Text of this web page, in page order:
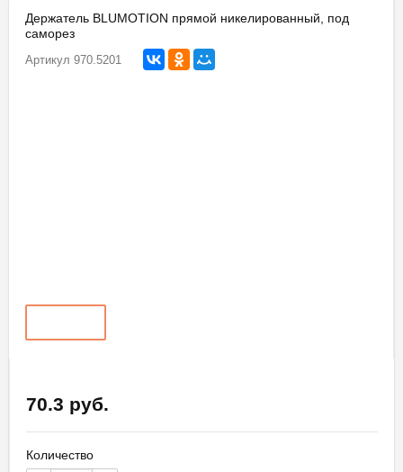
Держатель BLUMOTION прямой никелированный, под
саморез
Артикул 970.5201
70.3 руб.
Количество